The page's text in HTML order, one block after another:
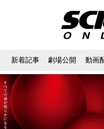
新着記事 劇場公開 動画